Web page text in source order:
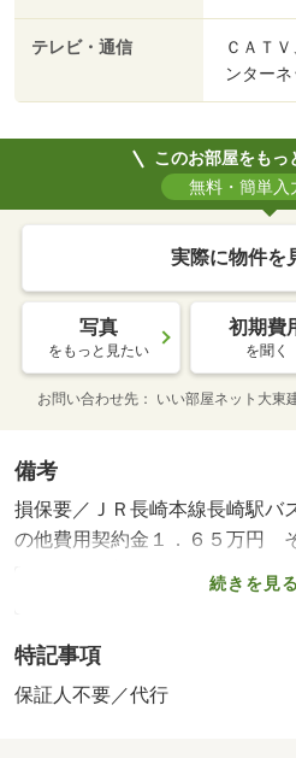
テレビ・通信
ＣＡＴ
ンター
このお部屋をもっ
無料・簡単入
実際に物件を
写真
をもっと見たい
初期費
を聞く
お問い合わせ先 いい部屋ネット大東
備考
損保要／ＪＲ長崎本線長崎駅バ
の他費用契約金１．６５万円
５万円／更新料 ５６０００
０円／保証会社利用必：イン
１％＋８００円／月（その他商
／ＬＰガス料金はご契約前にＬ
続きを見る
特記事項
保証人不要／代行